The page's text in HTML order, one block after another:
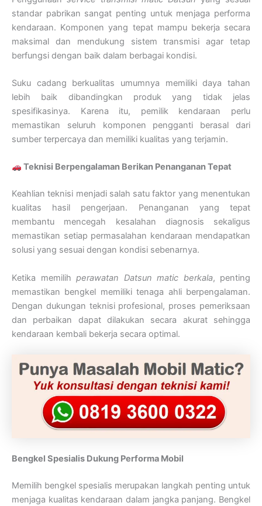
standar pabrikan sangat penting untuk menjaga performa
kendaraan. Komponen yang tepat mampu bekerja secara
maksimal dan mendukung sistem transmisi agar tetap
berfungsi dengan baik dalam berbagai kondisi.
Suku cadang berkualitas umumnya memiliki daya tahan
lebih baik dibandingkan produk yang tidak jelas
spesifikasinya. Karena itu, pemilik kendaraan perlu
memastikan seluruh komponen pengganti berasal dari
sumber terpercaya dan memiliki kualitas yang terjamin.
Teknisi Berpengalaman Berikan Penanganan Tepat
Keahlian teknisi menjadi salah satu faktor yang menentukan
kualitas hasil pengerjaan. Penanganan yang tepat
membantu mencegah kesalahan diagnosis sekaligus
memastikan setiap permasalahan kendaraan mendapatkan
solusi yang sesuai dengan kondisi sebenarnya.
Ketika memilih perawatan Datsun matic berkala, penting
memastikan bengkel memiliki tenaga ahli berpengalaman.
Dengan dukungan teknisi profesional, proses pemeriksaan
dan perbaikan dapat dilakukan secara akurat sehingga
kendaraan kembali bekerja secara optimal.
Bengkel Spesialis Dukung Performa Mobil
Memilih bengkel spesialis merupakan langkah penting untuk
menjaga kualitas kendaraan dalam jangka panjang. Bengkel